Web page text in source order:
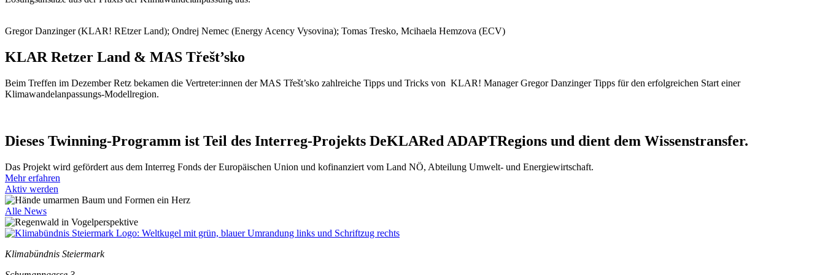
Gregor Danzinger (KLAR! REtzer Land); Ondrej Nemec (Energy Acency Vysovina); Tomas Tresko, Mcihaela Hemzova (ECV)
KLAR Retzer Land & MAS Třešt’sko
Beim Treffen im Dezember Retz bekamen die Vertreter:innen der MAS Třešt’sko zahlreiche Tipps und Tricks von KLAR! Manager Gregor Danzinger Tipps für den erfolgreichen Start einer
Klimawandelanpassungs-Modellregion.
Dieses Twinning-Programm ist Teil des Interreg-Projekts DeKLARed ADAPTRegions und dient dem Wissenstransfer.
Das Projekt wird gefördert aus dem Interreg Fonds der Europäischen Union und kofinanziert vom Land NÖ, Abteilung Umwelt- und Energiewirtschaft.
Mehr erfahren
Aktiv werden
Alle News
Klimabündnis Steiermark